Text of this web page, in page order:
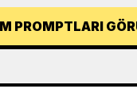
PROMPTLARI